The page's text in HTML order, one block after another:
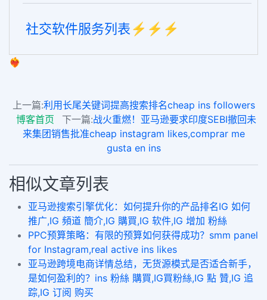
社交软件服务列表⚡️⚡️⚡️
❤️‍🔥
上一篇:利用长尾关键词提高搜索排名cheap ins followers
博客首页
下一篇:战火重燃！亚马逊要求印度SEBI撤回未
来集团销售批准cheap instagram likes,comprar me
gusta en ins
相似文章列表
亚马逊搜索引擎优化：如何提升你的产品排名IG 如何
推广,IG 頻道 簡介,IG 購買,IG 软件,IG 增加 粉絲
​PPC预算策略：有限的预算如何获得成功？smm panel
for Instagram,real active ins likes
亚马逊跨境电商详情总结，无货源模式是否适合新手，
是如何盈利的？ins 粉絲 購買,IG買粉絲,IG 點 贊,IG 追
踪,IG 订阅 购买